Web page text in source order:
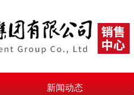
新闻动态